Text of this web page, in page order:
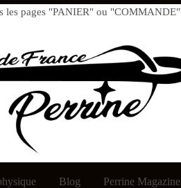
les pages "PANIER" ou "COMMANDE"
Blog Perrine Magazine